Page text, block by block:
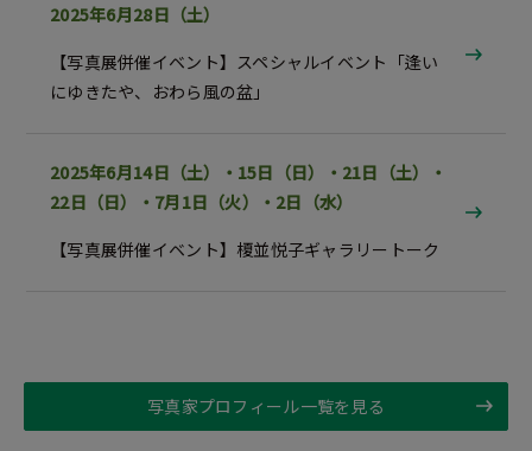
2025年6月28日（土）
【写真展併催イベント】スペシャルイベント「逢い
にゆきたや、おわら風の盆」
2025年6月14日（土）・15日（日）・21日（土）・
22日（日）・7月1日（火）・2日（水）
【写真展併催イベント】榎並悦子ギャラリートーク
写真家プロフィール一覧を見る